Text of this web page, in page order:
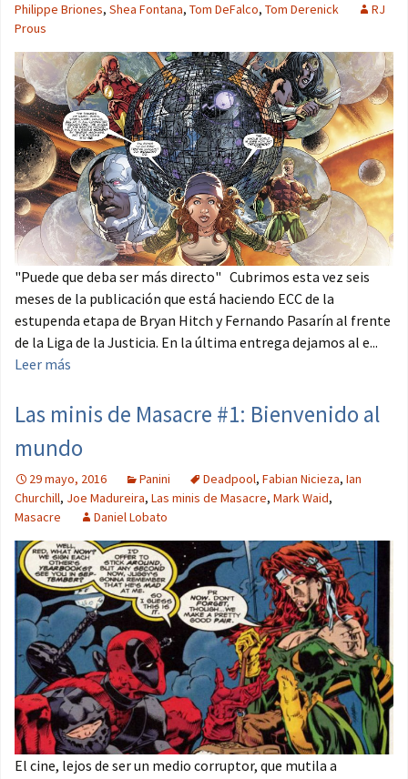
Philippe Briones, Shea Fontana, Tom DeFalco, Tom Derenick
RJ
Prous
"Puede que deba ser más directo" Cubrimos esta vez seis
meses de la publicación que está haciendo ECC de la
estupenda etapa de Bryan Hitch y Fernando Pasarín al frente
de la Liga de la Justicia. En la última entrega dejamos al e...
Leer más
Las minis de Masacre #1: Bienvenido al
mundo
29 mayo, 2016 Panini Deadpool, Fabian Nicieza, Ian
Churchill, Joe Madureira, Las minis de Masacre, Mark Waid,
Masacre
Daniel Lobato
El cine, lejos de ser un medio corruptor, que mutila a